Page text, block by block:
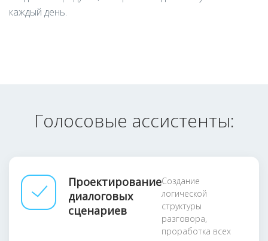
каждый день.
Голосовые ассистенты:
Проектирование
диалоговых
сценариев
Создание
логической
структуры
разговора,
проработка всех